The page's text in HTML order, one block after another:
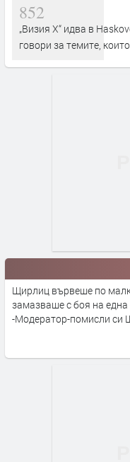
852
„Визия Х“ идва в
говори за темите,
Щирлиц вървеше по
замазваше с боя на една
-Модератор-помисли си